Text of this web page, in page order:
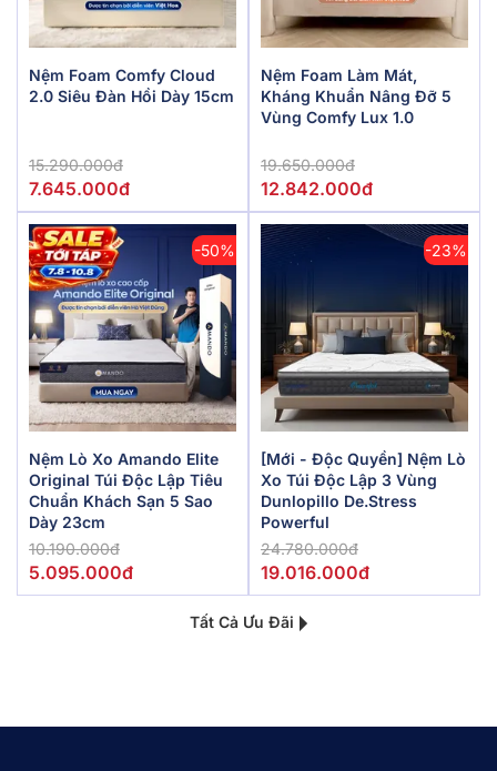
Nệm Foam Comfy Cloud
2.0 Siêu Đàn Hồi Dày 15cm
15.290.000đ
7.645.000đ
Nệm Foam Làm Mát,
Kháng Khuẩn Nâng Đỡ 5
Vùng Comfy Lux 1.0
19.650.000đ
12.842.000đ
-50%
Nệm Lò Xo Amando Elite
Original Túi Độc Lập Tiêu
Chuẩn Khách Sạn 5 Sao
Dày 23cm
10.190.000đ
5.095.000đ
-23%
[Mới - Độc Quyền] Nệm Lò
Xo Túi Độc Lập 3 Vùng
Dunlopillo De.Stress
Powerful
24.780.000đ
19.016.000đ
Tất Cả Ưu Đãi